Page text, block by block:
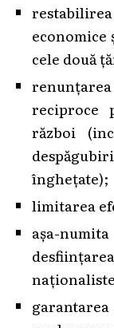
cele două
reciproce
război
înghețate);
limitarea
așa-